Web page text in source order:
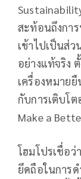
สะท้อนถึงกา
เข้าไปเป็นส่
อย่างแท้จริง
เครื่องหมาย
กับการเติบโ
Make a
โฮมโปรเชื่อ
ยึดถือในการ